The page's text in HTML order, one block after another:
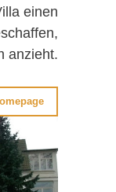
einen
anzieht.